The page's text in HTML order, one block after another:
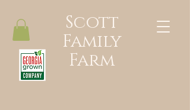
Scott
Family
Farm